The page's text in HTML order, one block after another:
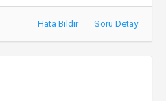
Hata Bildir Soru Detay